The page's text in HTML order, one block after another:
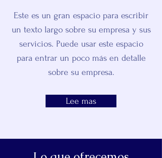
Este es un gran espacio para escribir
un texto largo sobre su empresa y sus
servicios. Puede usar este espacio
para entrar un poco más en detalle
sobre su empresa.
Lee mas